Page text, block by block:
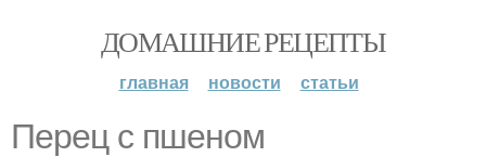
ДОМАШНИЕ РЕЦЕПТЫ
главная новости статьи
Перец с пшеном